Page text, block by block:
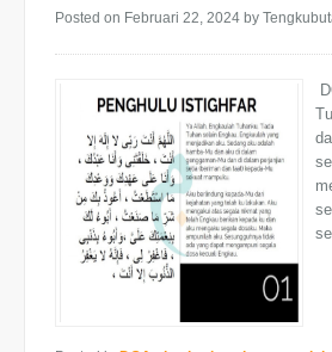
Posted on Februari 22, 2024 by